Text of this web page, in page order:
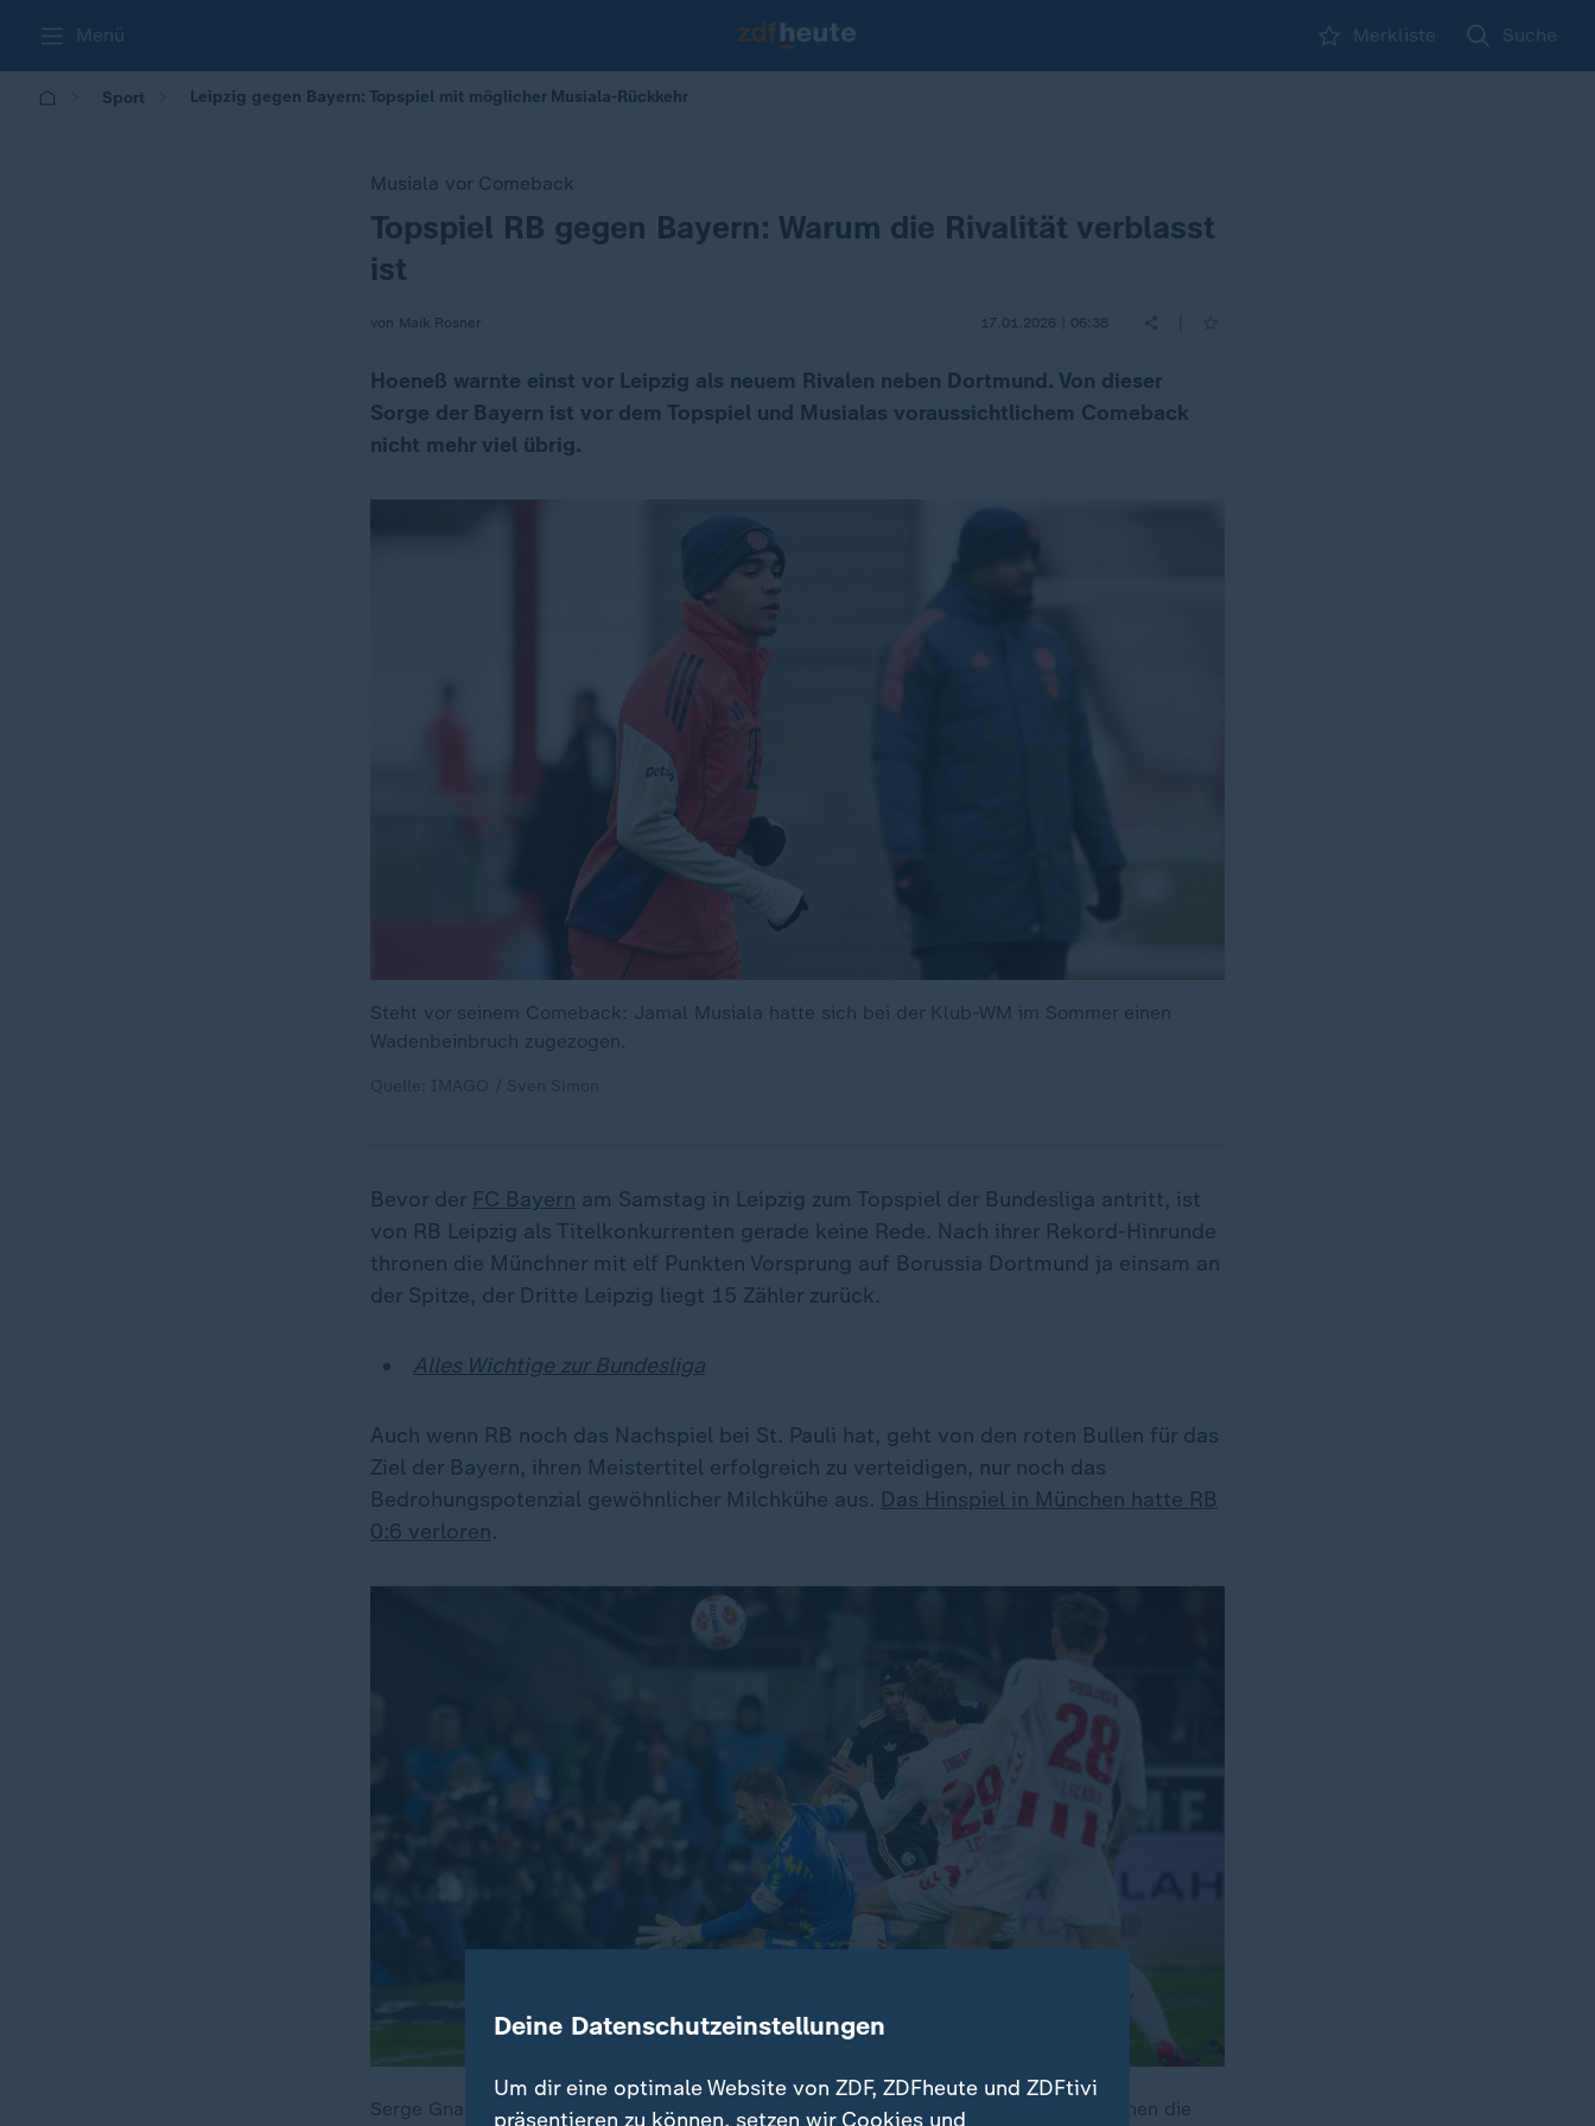
Menü Merkliste Suche
Sport Leipzig gegen Bayern: Topspiel mit möglicher Musiala-Rückkehr
Musiala vor Comeback
:
Topspiel RB gegen Bayern: Warum die Rivalität verblasst
ist
von Maik Rosner 17.01.2026 | 06:38
Hoeneß warnte einst vor Leipzig als neuem Rivalen neben Dortmund. Von dieser
Sorge der Bayern ist vor dem Topspiel und Musialas voraussichtlichem Comeback
nicht mehr viel übrig.
Steht vor seinem Comeback: Jamal Musiala hatte sich bei der Klub-WM im Sommer einen
Wadenbeinbruch zugezogen.
Bevor der FC Bayern am Samstag in Leipzig zum Topspiel der Bundesliga antritt, ist
von RB Leipzig als Titelkonkurrenten gerade keine Rede. Nach ihrer Rekord-Hinrunde
thronen die Münchner mit elf Punkten Vorsprung auf Borussia Dortmund ja einsam an
der Spitze, der Dritte Leipzig liegt 15 Zähler zurück.
Alles Wichtige zur Bundesliga
Auch wenn RB noch das Nachspiel bei St. Pauli hat, geht von den roten Bullen für das
Ziel der Bayern, ihren Meistertitel erfolgreich zu verteidigen, nur noch das
Bedrohungspotenzial gewöhnlicher Milchkühe aus. Das Hinspiel in München hatte RB
0:6 verloren.
Serge Gnabrys Zaubertor und Min-Jae Kims Kopfball nach einstudierter Ecke: So drehen die
Deine Datenschutzeinstellungen
Um dir eine optimale Website von ZDF, ZDFheute und ZDFtivi
präsentieren zu können, setzen wir Cookies und